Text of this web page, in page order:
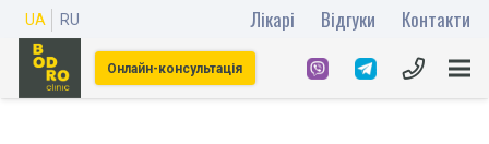
UA RU Лікарі Відгуки Контакти
Онлайн-консультація